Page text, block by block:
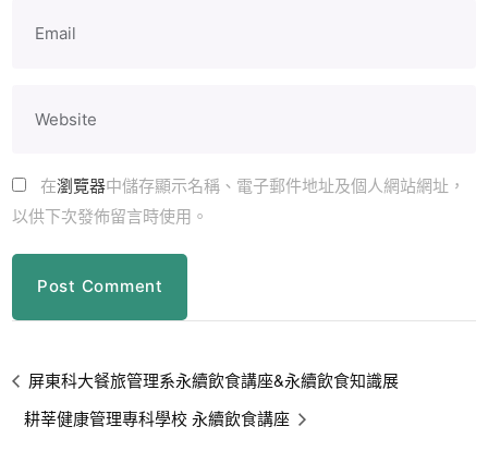
在瀏覽器中儲存顯示名稱、電子郵件地址及個人網站網址，
以供下次發佈留言時使用。
屏東科大餐旅管理系永續飲食講座&永續飲食知識展
耕莘健康管理專科學校 永續飲食講座